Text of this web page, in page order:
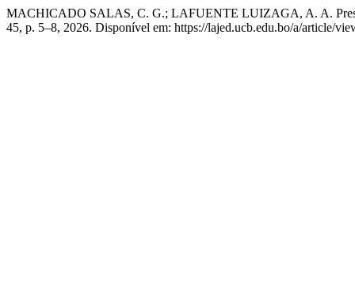
MACHICADO SALAS, C. G.; LAFUENTE LUIZAGA, A. A.
45, p. 5–8, 2026. Disponível em: https://lajed.ucb.edu.bo/a/article/